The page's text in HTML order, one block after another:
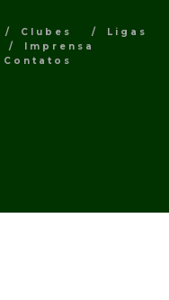
Clubes
Ligas
Imprensa
Contatos